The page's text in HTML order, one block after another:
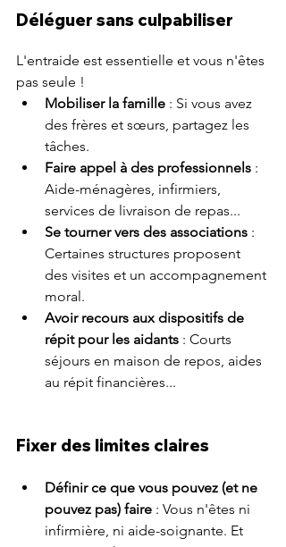
Déléguer sans culpabiliser
L'entraide est essentielle et vous n'êtes
pas seule !
Mobiliser la famille : Si vous avez
des frères et sœurs, partagez les
tâches.
Faire appel à des professionnels :
Aide-ménagères, infirmiers,
services de livraison de repas...
Se tourner vers des associations :
Certaines structures proposent
des visites et un accompagnement
moral.
Avoir recours aux dispositifs de
répit pour les aidants : Courts
séjours en maison de repos, aides
au répit financières...
Fixer des limites claires
Définir ce que vous pouvez (et ne
pouvez pas) faire : Vous n'êtes ni
infirmière, ni aide-soignante. Et